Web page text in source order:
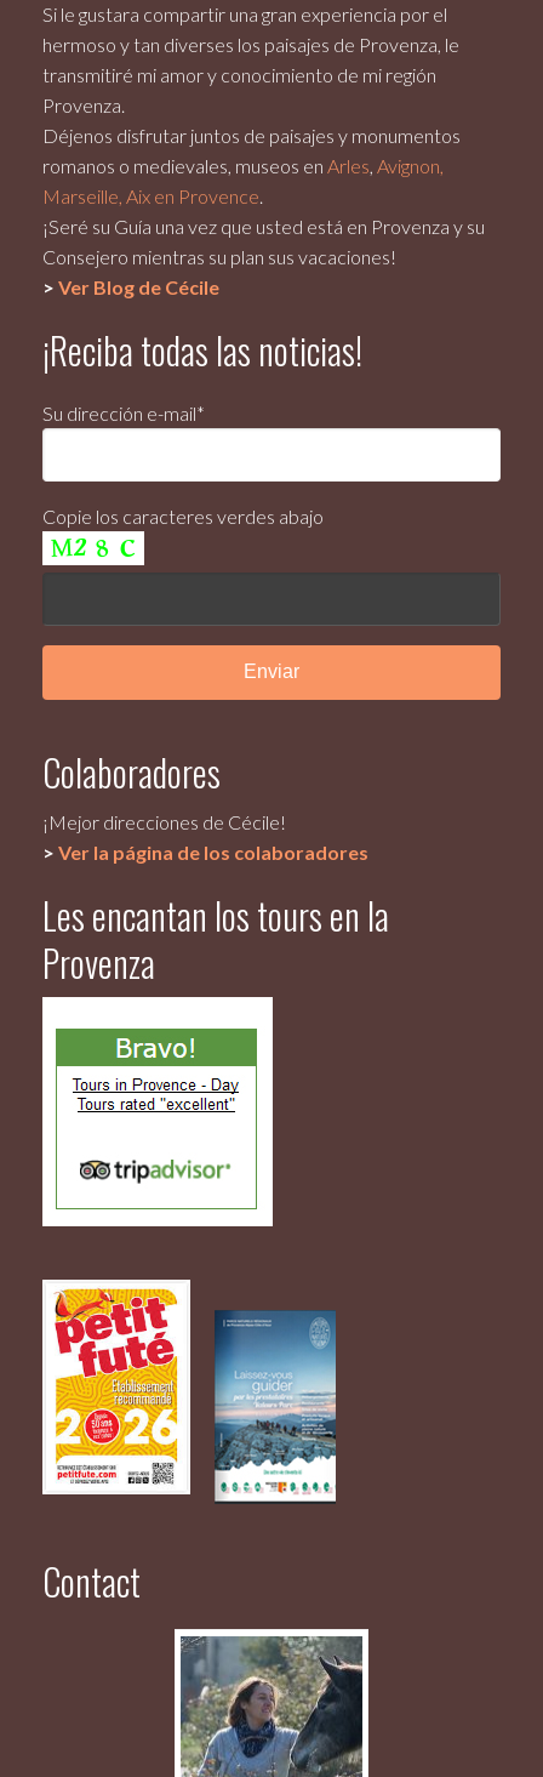
Si le gustara compartir una gran experiencia por el
hermoso y tan diverses los paisajes de Provenza, le
transmitiré mi amor y conocimiento de mi región
Provenza.
Déjenos disfrutar juntos de paisajes y monumentos
romanos o medievales, museos en Arles Avignon,
Marseille, Aix en Provence
¡Seré su Guía una vez que usted está en Provenza y su
Consejero mientras su plan sus vacaciones!
> Ver Blog de Cécile
¡Reciba todas las noticias!
Su dirección e-mail*
Copie los caracteres verdes abajo
Colaboradores
¡Mejor direcciones de Cécile!
> Ver la página de los colaboradores
Les encantan los tours en la
Provenza
Contact